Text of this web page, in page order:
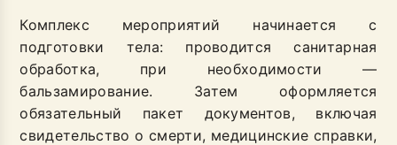
Комплекс мероприятий начинается с
подготовки тела: проводится санитарная
обработка, при необходимости —
бальзамирование. Затем оформляется
обязательный пакет документов, включая
свидетельство о смерти, медицинские справки,